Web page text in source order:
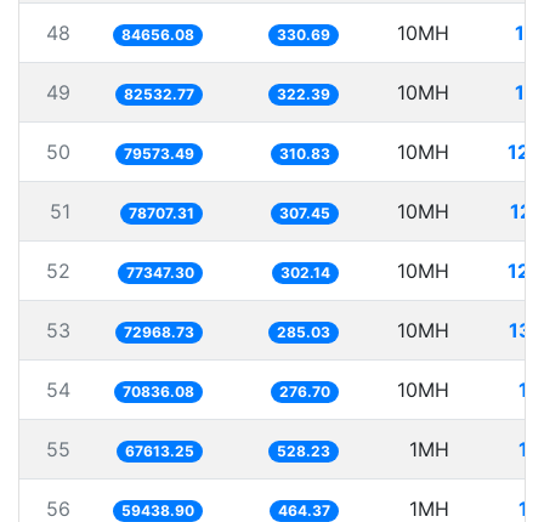
48 84656.08 330.69 10MH
49 82532.77 322.39 10MH
50 79573.49 310.83 10MH
51 78707.31 307.45 10MH
52 77347.30 302.14 10MH
53 72968.73 285.03 10MH
54 70836.08 276.70 10MH
55 67613.25 528.23 1MH
56 59438.90 464.37 1MH